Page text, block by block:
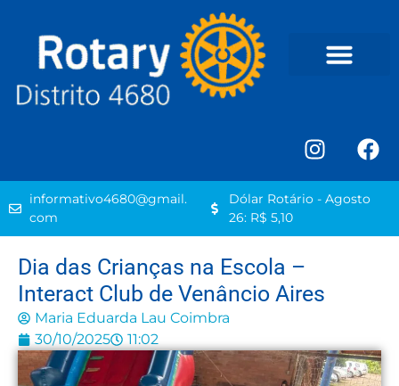
informativo4680@gmail.
com
Dólar Rotário - Agosto
26: R$ 5,10
Dia das Crianças na Escola –
Interact Club de Venâncio Aires
Maria Eduarda Lau Coimbra
30/10/2025
11:02